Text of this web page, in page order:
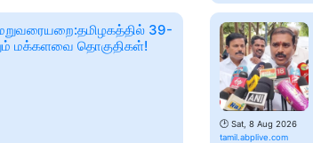
39-
மக்களவை தொகுதிகள்!
🕑 Sat, 8 Aug 2026
tamil.abplive.com